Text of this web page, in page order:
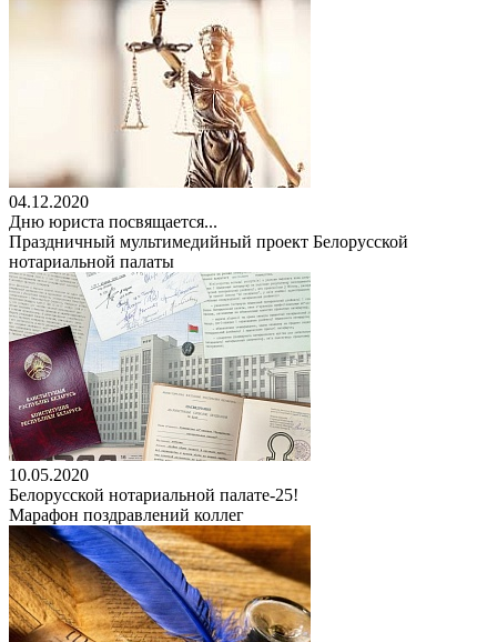
04.12.2020
Дню юриста посвящается...
Праздничный мультимедийный проект Белорусской
нотариальной палаты
10.05.2020
Белорусской нотариальной палате-25!
Марафон поздравлений коллег